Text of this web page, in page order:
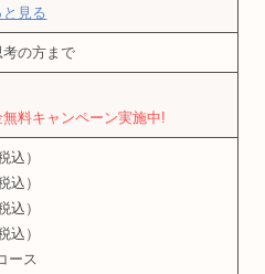
見る
の方まで
料キャンペーン実施中!
込）
込）
込）
込）
ース